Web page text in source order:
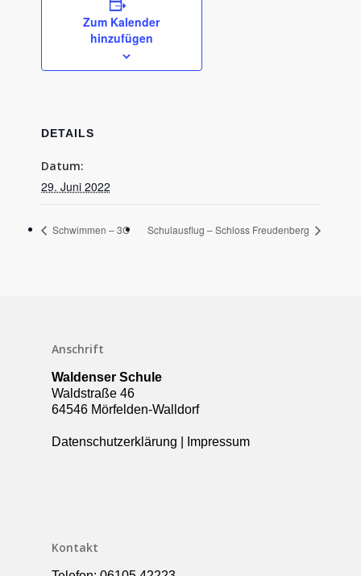
Zum Kalender
hinzufügen
DETAILS
Datum:
29. Juni 2022
Schwimmen – 3C Schulausflug – Schloss Freudenberg
Anschrift
Waldenser Schule
Waldstraße 46
64546 Mörfelden-Walldorf
Datenschutzerklärung Impressum
Kontakt